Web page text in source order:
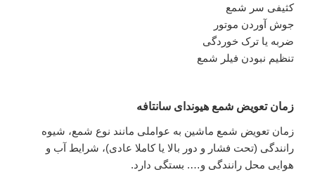
کثیفی سر شمع
جوش آوردن موتور
ضربه یا ترک خوردگی
تنظیم نبودن فیلر شمع
زمان تعویض شمع هیوندای سانتافه
زمان تعویض شمع ماشین به عواملی مانند نوع شمع، شیوه
رانندگی (تحت فشار و دور بالا یا کاملا عادی)، شرایط آب و
هوایی محل رانندگی و…. بستگی دارد.